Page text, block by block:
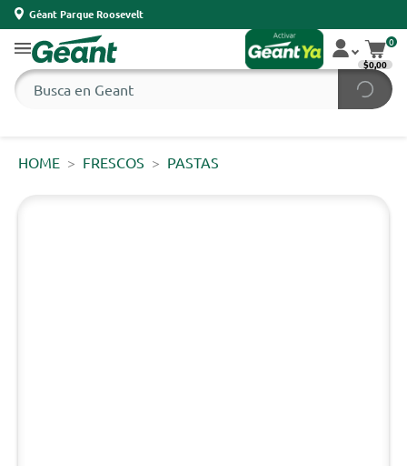
Géant Parque Roosevelt
0
$0,00
HOME FRESCOS PASTAS